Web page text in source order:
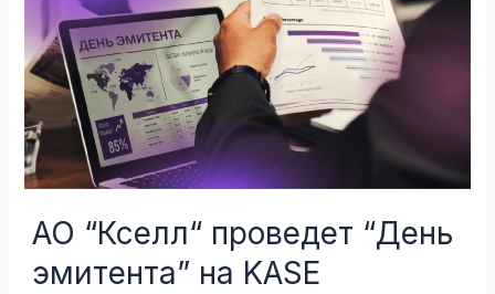
квартал
и
12
месяцев
2025
АО “Кселл“ проведет “День
эмитента” на KASE